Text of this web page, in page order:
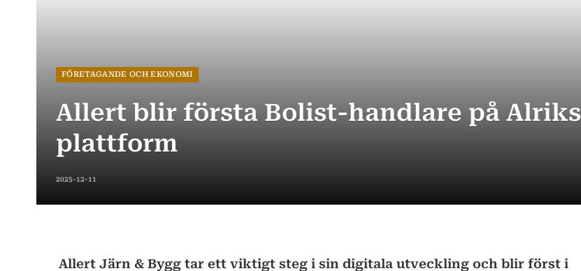
FÖRETAGANDE OCH EKONOMI
Allert blir första Bolist-handlare på Alriks
plattform
2025-12-11
Allert Järn & Bygg tar ett viktigt steg i sin digitala utveckling och blir först i